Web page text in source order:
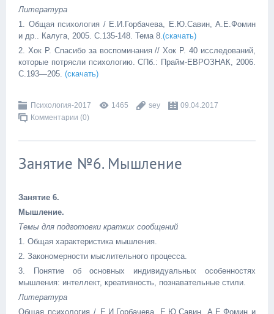
Литература
1. Общая психология / Е.И.Горбачева, Е.Ю.Савин, А.Е.Фомин
и др.. Калуга, 2005. C.135-148. Тема 8.(скачать)
2. Хок Р. Спасибо за воспоминания // Хок Р. 40 исследований,
которые потрясли психологию. СПб.: Прайм-ЕВРОЗНАК, 2006.
С.193—205. (скачать)
Психология-2017 1465 sey
09.04.2017
Комментарии (0)
Занятие №6. Мышление
Занятие 6.
Мышление.
Темы для подготовки кратких сообщений
1. Общая характеристика мышления.
2. Закономерности мыслительного процесса.
3. Понятие об основных индивидуальных особенностях
мышления: интеллект, креативность, познавательные стили.
Литература
Общая психология / Е.И.Горбачева, Е.Ю.Савин, А.Е.Фомин и